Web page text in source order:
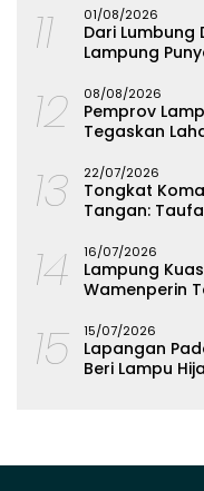
11 01/08/2026
Dari Lumbung
Lampung
12 08/08/2026
Pemprov
Tegaskan
13 22/07/2026
Tongkat
Tangan:
14 16/07/2026
Lampung
Wamenperin
15 15/07/2026
Lapangan
Beri Lampu